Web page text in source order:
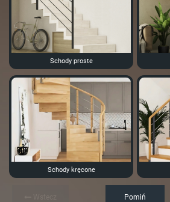
Schody proste
Schody kręcone
Pomiń